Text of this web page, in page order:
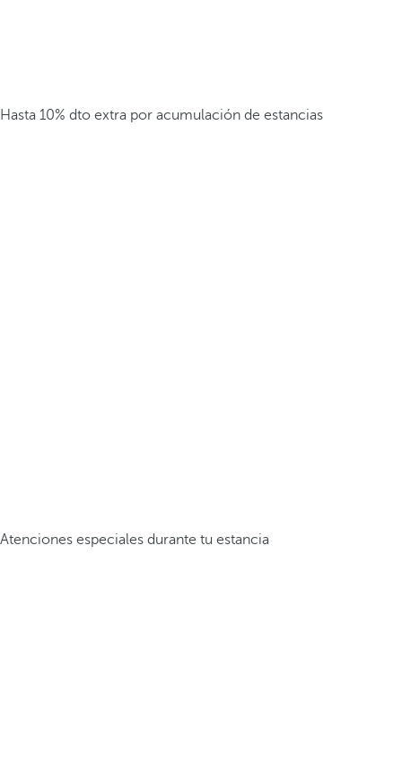
Hasta 10% dto extra por acumulación de estancias
Atenciones especiales durante tu estancia